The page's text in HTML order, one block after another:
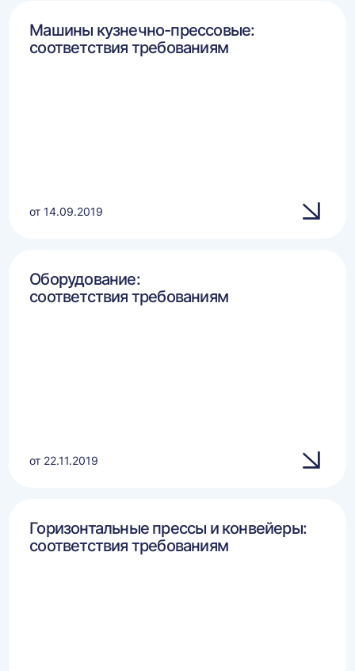
Машины кузнечно-прессовые:
соответствия требованиям
от 14.09.2019
Оборудование:
соответствия требованиям
от 22.11.2019
Горизонтальные прессы и конвейеры:
соответствия требованиям